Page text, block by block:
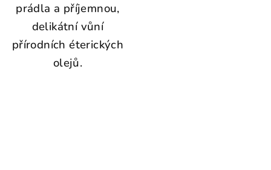
prádla a příjemnou,
delikátní vůní
přírodních éterických
olejů.